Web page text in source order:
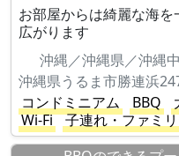
お部屋からは綺麗な海
広がります
沖縄／沖縄県／沖縄
沖縄県うるま市勝連浜
コンドミニアム
BBQ
Wi-Fi
子連れ・ファミ